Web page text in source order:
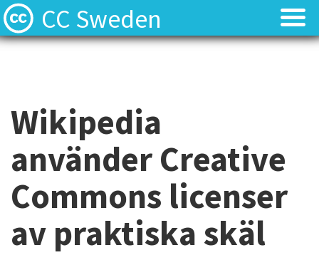
CC Sweden
Om oss
Nyheter
Kontakt
Om oss
Nyheter
Kontakt
Wikipedia
använder Creative
Commons licenser
av praktiska skäl